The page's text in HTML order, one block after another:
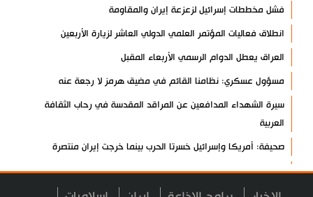
فشل مخططات إسرائيل لزعزعة إيران والمقاومة
انطلاق فعاليات المؤتمر العلمي الدولي العاشر لزيارة الأربعين
العراق يعطل الدوام الرسمي الأربعاء المقبل
مسؤول عسكري: نظامنا القائم في مضيق هرمز لا رجعة عنه
سيرة الشهداء المدافعين عن المراقد المقدسة في رحاب الثقافة
العربية
صحيفة: أمريكا وإسرائيل خسرتا الحرب بينما خرجت إيران منتصرة
هيئة الحشد الشعبي تنشر.. "قسما لن يسقط العلم"+ فيديو
مسقط: مفاوضات هرمز تجري في أجواء إيجابية